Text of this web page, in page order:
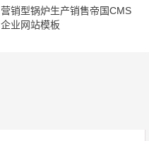
营销型锅炉生产销售帝国CMS
企业网站模板